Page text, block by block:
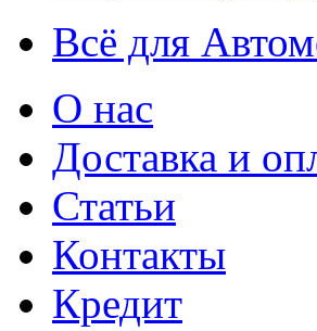
Всё для
О нас
Доставка и
Статьи
Контакты
Кредит